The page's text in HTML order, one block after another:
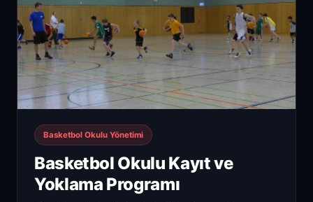
Basketbol Okulu Yönetimi
Basketbol Okulu Kayıt ve
Yoklama Programı